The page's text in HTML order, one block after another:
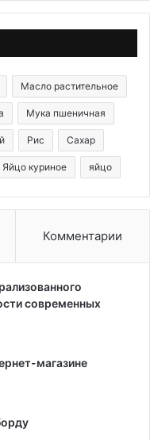
Масло растительное
Мука пшеничная
Рис Сахар
Яйцо куриное яйцо
Комментарии
современных
магазине